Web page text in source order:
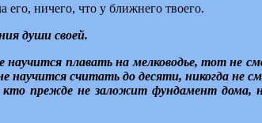
ничего, что у ближнего твоего.
души своей.
плавать на мелководье, тот не
считать до десяти, никогда не
прежде не заложит фундамент дома,